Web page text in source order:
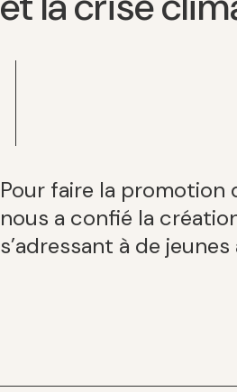
Pour faire la promotion
nous a confié la
s’adressant à de